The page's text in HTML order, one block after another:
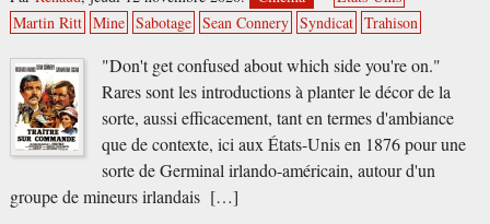
Martin Ritt Mine Sabotage Sean Connery Syndicat Trahison
"Don't get confused about which side you're on."
Rares sont les introductions à planter le décor de la
sorte, aussi efficacement, tant en termes d'ambiance
que de contexte, ici aux États-Unis en 1876 pour une
sorte de Germinal irlando-américain, autour d'un
groupe de mineurs irlandais […]